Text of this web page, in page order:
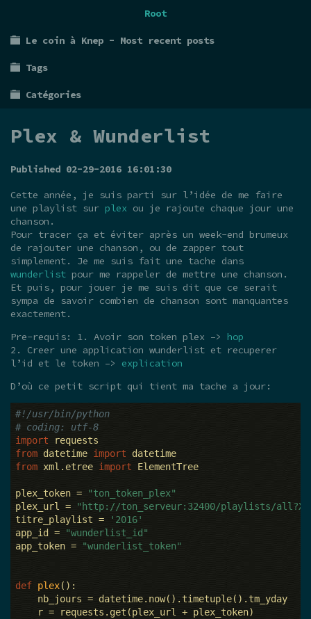
Root
Le coin à Knep - Most recent posts
Tags
Catégories
Plex & Wunderlist
Published 02-29-2016 16:01:30
Cette année, je suis parti sur l’idée de me faire
une playlist sur plex ou je rajoute chaque jour une
chanson.
Pour tracer ça et éviter après un week-end brumeux
de rajouter une chanson, ou de zapper tout
simplement. Je me suis fait une tache dans
wunderlist pour me rappeler de mettre une chanson.
Et puis, pour jouer je me suis dit que ce serait
sympa de savoir combien de chanson sont manquantes
exactement.
Pre-requis: 1. Avoir son token plex –> hop
2. Creer une application wunderlist et recuperer
l’id et le token –> explication
D’où ce petit script qui tient ma tache a jour:
#!/usr/bin/python
# coding: utf-8
import
from datetime import
from xml.etree import ElementTree
plex_token =
"ton_token_plex"
plex_url =
"http://ton_serveur:32400/playlists/all?X-
titre_playlist =
'2016'
app_id =
"wunderlist_id"
app_token =
"wunderlist_token"
def plex() :
    nb_jours = datetime.now().timetuple().tm_yday
    r = requests.get(plex_url + plex_token)